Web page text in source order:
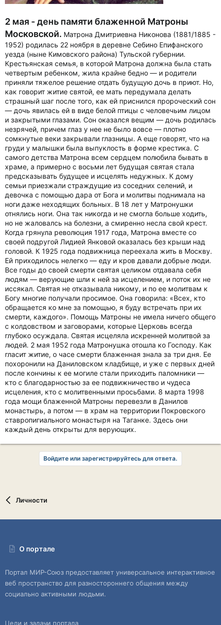
2 мая - день памяти блаженной Матроны
Московской. Матрона Дмитриевна Никонова (1881/1885 -
1952) родилась 22 ноября в деревне Себино Епифанского
уезда (ныне Кимовского района) Тульской губернии.
Крестьянская семья, в которой Матрона должна была стать
четвертым ребенком, жила крайне бедно — и родители
приняли тяжелое решение отдать будущую дочь в приют. Но,
как говорит житие святой, ее мать передумала делать
страшный шаг после того, как ей приснился пророческий сон
— дочь явилась ей в виде белой птицы с человечьим лицом
и закрытыми глазами. Сон оказался вещим — дочь родилась
незрячей, причем глаз у нее не было вовсе — плотно
сомкнутые веки закрывали глазницы. А еще говорят, что на
груди у малышки была выпуклость в форме крестика. С
самого детства Матрона всем сердцем полюбила бывать в
храме, а примерно с восьми лет будущая святая стала
предсказывать будущее и исцелять недужных. К дому
семьи приезжали страждущие из соседних селений, и
девочка с помощью дара от Бога и молитвы поднимала на
ноги даже неходящих больных. В 18 лет у Матронушки
отнялись ноги. Она так никогда и не смогла больше ходить,
но не жаловалсь на болезни, а смиренно несла свой крест.
Когда грянула революция 1917 года, Матрона вместе со
своей подругой Лидией Янковой оказалась без крыши над
головой. К 1925 года подвижница переехала жить в Москву.
Ей приходилось нелегко — еду и кров давали добрые люди.
Все годы до своей смерти святая целиком отдавала себя
людям — верующие шли к ней за исцелением, и поток их не
иссякал. Святая не отказывала никому, и по ее молитвам к
Богу многие получали просимое. Она говорила: «Всех, кто
обращается ко мне за помощью, я буду встречать при их
смерти, каждого». Помощь Матроны не имела ничего общего
с колдовством и заговорами, которые Церковь всегда
глубоко осуждала. Святая исцеляла искренней молитвой за
людей. 2 мая 1952 года Матронушка отошла ко Господу. Как
гласит житие, о часе смерти блаженная знала за три дня. Ее
похоронили на Даниловском кладбище, и уже с первых дней
после кончины к ее могиле стали приходить паломники —
кто с благодарностью за ее подвижничество и чудеса
исцеления, кто с молитвенными просьбами. 8 марта 1998
года мощи блаженной Матроны перевезли в Данилов
монастырь, а потом — в храм на территории Покровского
ставропигиального монастыря на Таганке. Здесь они
каждый день открыты для верующих.
Войдите или зарегистрируйтесь для ответа.
Личности
О портале
Портал МИР-Союз предоставляет универсальное интерактивное
веб пространство для разностороннего общения между
социально активными людьми.
Цели и задачи портала